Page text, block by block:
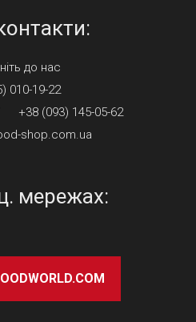
до нас
010-19-22
+38 (093) 145-05-62
shop.com.ua
мережах: